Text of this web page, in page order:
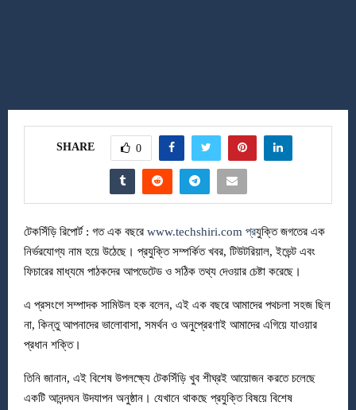
SHARE 0
টেকসিঁড়ি রিপোর্ট : গত এক বছরে www.techshiri.com প্রযুক্তি জগতের এক
নির্ভরযোগ্য নাম হয়ে উঠেছে। প্রযুক্তি সম্পর্কিত খবর, টিউটরিয়াল, ইভেন্ট এবং
ফিচারের মাধ্যমে পাঠকদের আপডেটেড ও সঠিক তথ্য দেওয়ার চেষ্টা করেছে।
এ প্রসংগে সম্পাদক সামিউল হক বলেন, এই এক বছরে আমাদের পথচলা সহজ ছিল
না, কিন্তু আপনাদের ভালোবাসা, সমর্থন ও অনুপ্রেরণাই আমাদের এগিয়ে যাওয়ার
প্রধান শক্তি।
তিনি জানান, এই বিশেষ উপলক্ষ্যে টেকসিঁড়ি খুব শীঘ্রই আয়োজন করতে চলেছে
একটি আনন্দঘন উদযাপন অনুষ্ঠান। যেখানে থাকছে প্রযুক্তি বিষয়ে বিশেষ